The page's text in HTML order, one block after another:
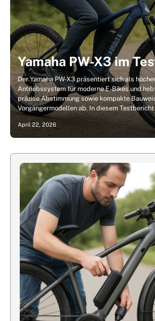
Yamaha PW-X3 im
Der Yamaha PW-X3 präsentiert sich als
Antriebssystem für moderne E-Bikes und
präzise Abstimmung sowie kompakte
Vorgängermodellen ab. In diesem
April 22, 2026